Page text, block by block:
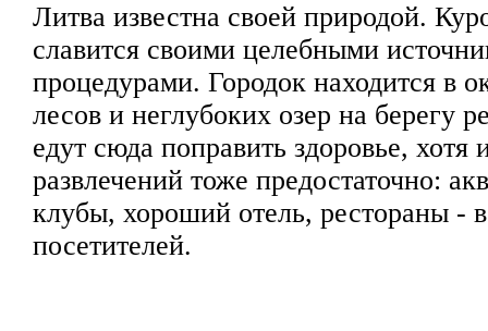
Литва известна своей природой.
славится своими целебными
процедурами. Городок находится в
лесов и неглубоких озер на берегу
едут сюда поправить здоровье, хотя
развлечений тоже предостаточно:
клубы, хороший отель, рестораны -
посетителей.